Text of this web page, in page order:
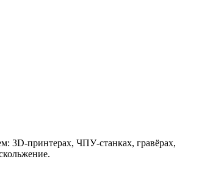
3D-принтерах, ЧПУ-станках, гравёрах,